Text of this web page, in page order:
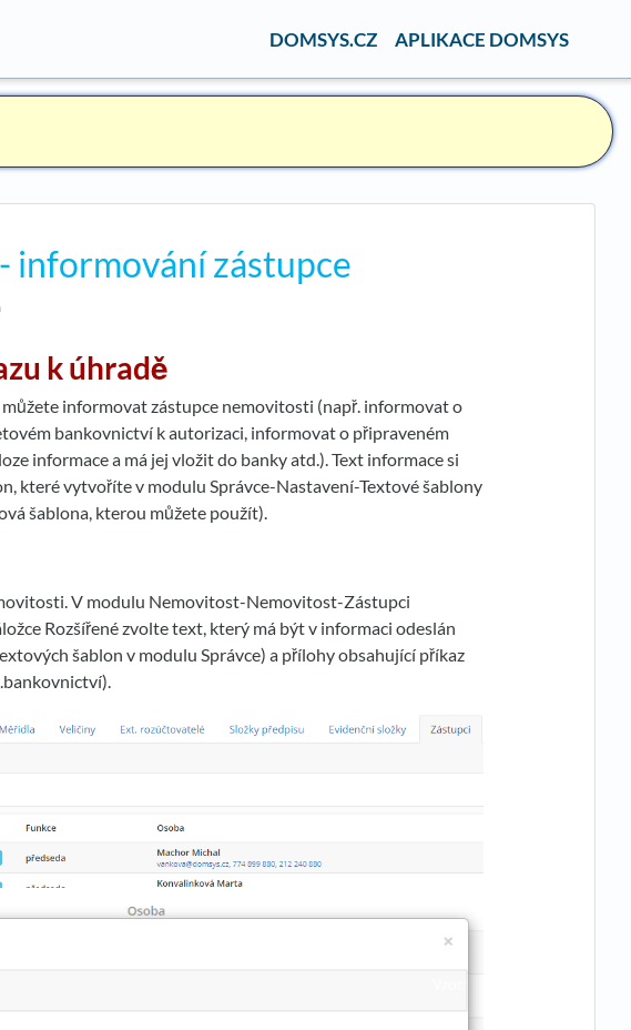
DOMSYS.CZ APLIKACE DOMSYS
informování zástupce
k úhradě
informovat zástupce nemovitosti (např. informovat o
bankovnictví k autorizaci, informovat o připraveném
informace a má jej vložit do banky atd.). Text informace si
které vytvoříte v modulu Správce-Nastavení-Textové šablony
šablona, kterou můžete použít).
V modulu Nemovitost-Nemovitost-Zástupci
Rozšířené zvolte text, který má být v informaci odeslán
šablon v modulu Správce) a přílohy obsahující příkaz